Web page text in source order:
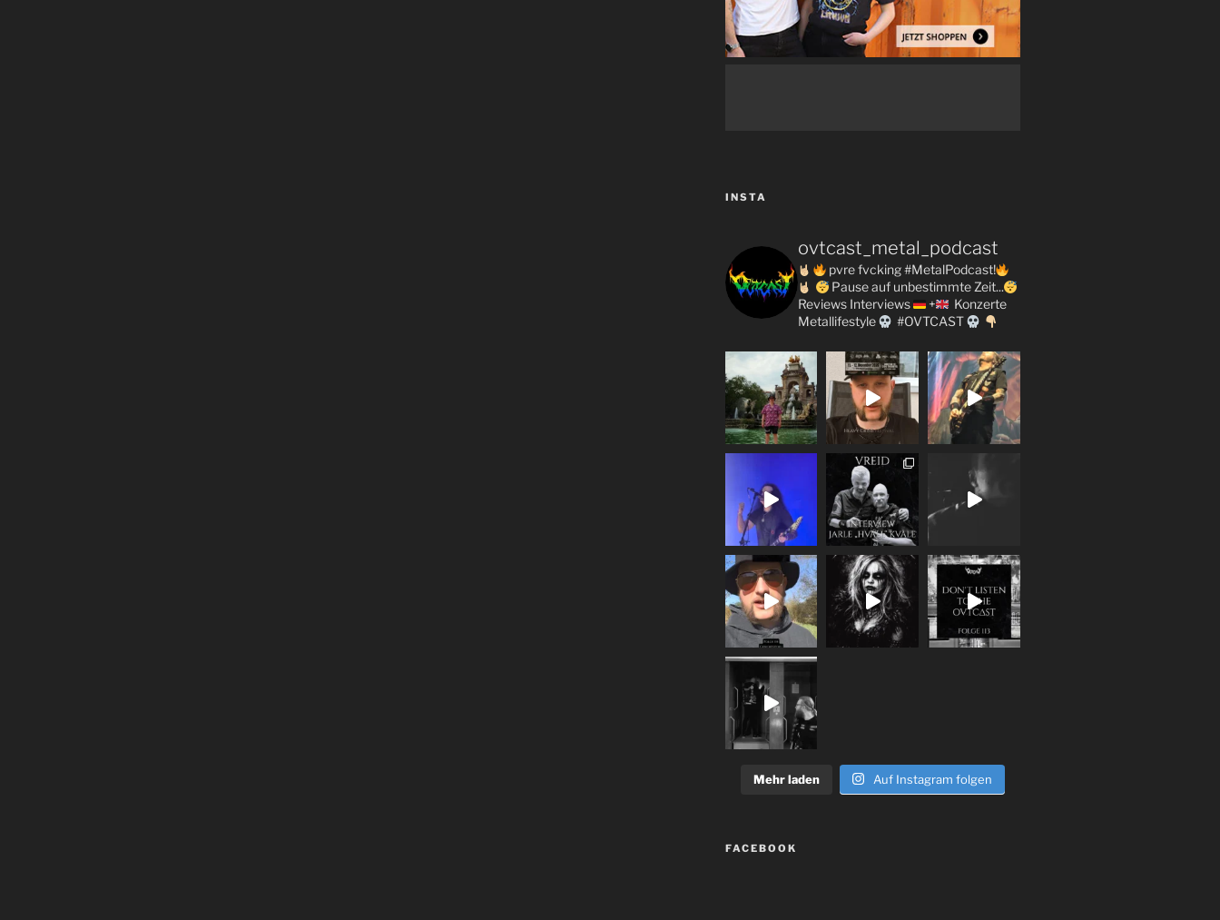
INSTA
ovtcast_metal_podcast
pvre fvcking #MetalPodcast!
Pause auf unbestimmte Zeit...
Reviews Interviews +
Konzerte
Metallifestyle
#OVTCAST
Mehr laden Auf Instagram folgen
FACEBOOK